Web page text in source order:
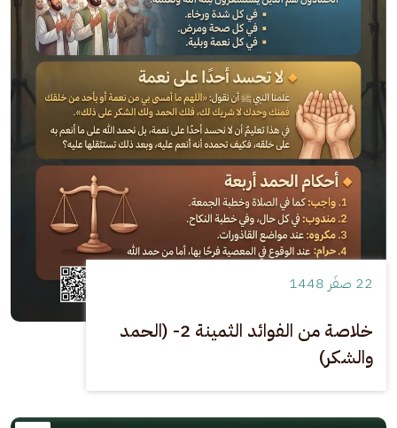
22 صفَر 1448
خلاصة من الفوائد الثمينة 2- (الحمد
والشكر)